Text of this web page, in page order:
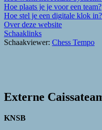
Hoe plaats je je voor een team?
Hoe stel je een digitale klok in?
Over deze website
Schaaklinks
Schaakviewer: Chess Tempo
Externe
KNSB